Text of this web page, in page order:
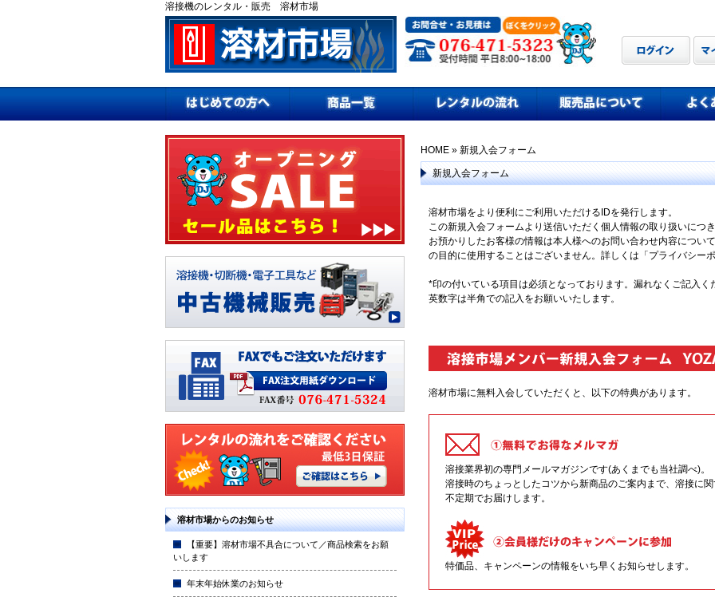
溶接機のレンタル・販売 溶材市場
溶材市場からのお知らせ
【重要】溶材市場不具合について／商品検索をお願
いします
年末年始休業のお知らせ
HOME » 新規入会フォーム
新規入会フォーム
溶材市場をより便利にご利用いただけるIDを発行します。
この新規入会フォームより送信いただく個人情報の取り扱いにつ
お預かりしたお客様の情報は本人様へのお問い合わせ内容につい
の目的に使用することはございません。詳しくは「プライバシー
*印の付いている項目は必須となっております。漏れなくご記入く
英数字は半角での記入をお願いいたします。
溶材市場に無料入会していただくと、以下の特典があります。
溶接業界初の専門メールマガジンです(あくまでも当社調べ)。
溶接時のちょっとしたコツから新商品のご案内まで、溶接に
不定期でお届けします。
特価品、キャンペーンの情報をいち早くお知らせします。